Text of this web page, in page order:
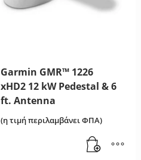
Garmin GMR™ 1226
xHD2 12 kW Pedestal & 6
ft. Antenna
(η τιμή περιλαμβάνει ΦΠΑ)